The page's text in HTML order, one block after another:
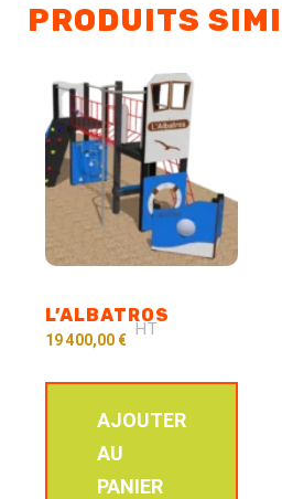
PRODUITS
L’ALBATROS
19 400,00 €
HT
AJOUTER
AU
PANIER